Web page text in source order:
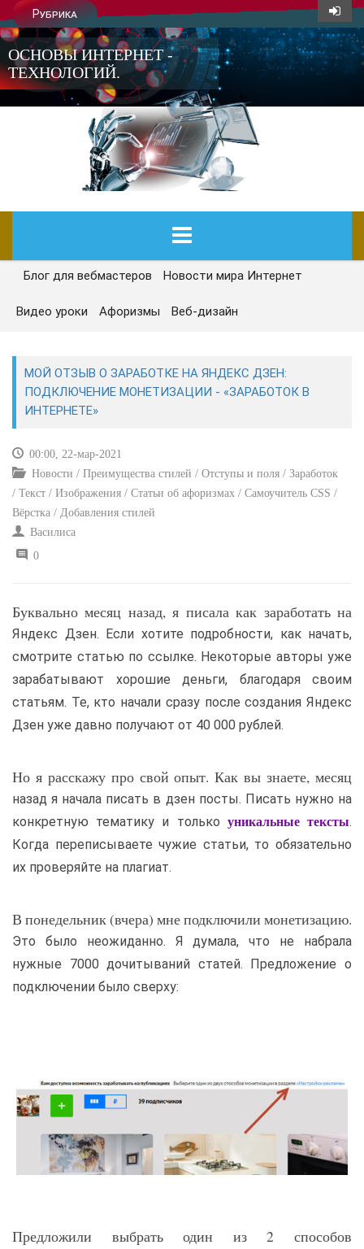
Рубрика
ОСНОВЫ ИНТЕРНЕТ -
ТЕХНОЛОГИЙ.
ГЛАВНАЯ
СЕГОДНЯ
САЙТОСТРОЕНИЕ
ИНТЕРНЕТ И СВЯЗЬ
Блог для вебмастеров Новости мира Интернет
Видео уроки Афоризмы Веб-дизайн
МОЙ ОТЗЫВ О ЗАРАБОТКЕ НА ЯНДЕКС ДЗЕН:
ПОДКЛЮЧЕНИЕ МОНЕТИЗАЦИИ - «ЗАРАБОТОК В
ИНТЕРНЕТЕ»
00:00, 22-мар-2021
Новости / Преимущества стилей / Отступы и поля / Заработок
/ Текст / Изображения / Статьи об афоризмах / Самоучитель CSS /
Вёрстка / Добавления стилей
Василиса
0
Буквально месяц назад, я писала как заработать на
Яндекс Дзен. Если хотите подробности, как начать,
смотрите статью по ссылке. Некоторые авторы уже
зарабатывают хорошие деньги, благодаря своим
статьям. Те, кто начали сразу после создания Яндекс
Дзен уже давно получают от 40 000 рублей.
Но я расскажу про свой опыт. Как вы знаете, месяц
назад я начала писать в дзен посты. Писать нужно на
конкретную тематику и только уникальные тексты.
Когда переписываете чужие статьи, то обязательно
их проверяйте на плагиат.
В понедельник (вчера) мне подключили монетизацию.
Это было неожиданно. Я думала, что не набрала
нужные 7000 дочитываний статей. Предложение о
подключении было сверху:
Предложили выбрать один из 2 способов